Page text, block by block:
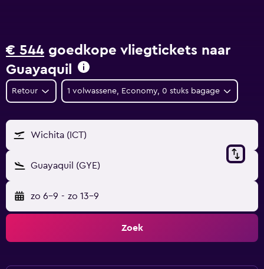
€ 544 goedkope vliegtickets naar
Guayaquil
Retour 1 volwassene, Economy, 0 stuks bagage
Wichita (ICT)
Guayaquil (GYE)
zo 6-9 - zo 13-9
Zoek